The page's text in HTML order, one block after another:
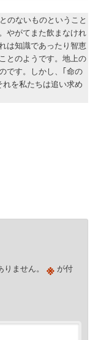
のないものということ
やがてまた飲まなけれ
は知識であったり智恵
とのようです。地上の
です。しかし、｢命の
を私たちは追い求め
ません。 ※ が付